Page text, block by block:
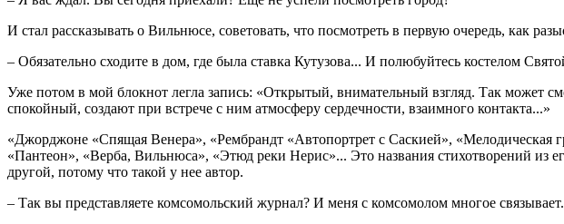
И стал рассказывать о Вильнюсе, советовать, что посмотреть в первую очередь, как
– Обязательно сходите в дом, где была ставка Кутузова... И полюбуйтесь костелом
Уже потом в мой блокнот легла запись: «Открытый, внимательный взгляд. Так может
спокойный, создают при встрече с ним атмосферу сердечности, взаимного контакта...»
«Джорджоне «Спящая Венера», «Рембрандт «Автопортрет с Саскией»,
«Пантеон», «Верба, Вильнюса», «Этюд реки Нерис»... Это названия стихотворений из
другой, потому что такой у нее автор.
– Так вы представляете комсомольский журнал? И меня с комсомолом многое